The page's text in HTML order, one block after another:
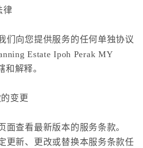
律
们向您提供服务的任何单独协议
Estate Ipoh Perak MY
和解释。
变更
面查看最新版本的服务条款。
更新、更改或替换本服务条款任